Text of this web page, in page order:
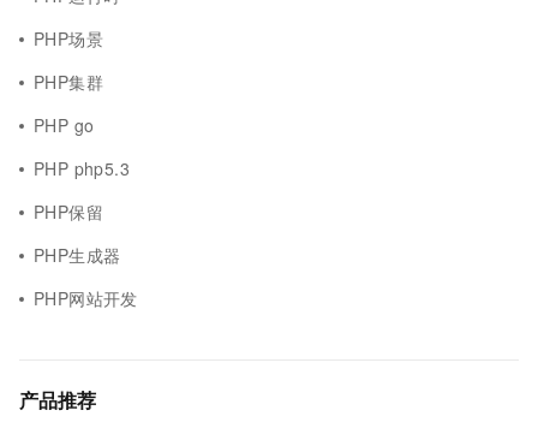
PHP场景
PHP集群
PHP go
PHP php5.3
PHP保留
PHP生成器
PHP网站开发
产品推荐